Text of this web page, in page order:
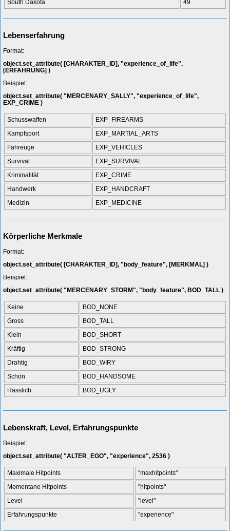
South Dakota 49
Lebenserfahrung
Format:
object.set_attribute( [CHARAKTER_ID], "experience_of_life",
[ERFAHRUNG] )
Beispiel:
object.set_attribute( "MERCENARY_SALLY", "experience_of_life",
EXP_CRIME )
Schusswaffen
EXP_FIREARMS
Kampfsport
EXP_MARTIAL_ARTS
Fahreuge
EXP_VEHICLES
Survival
EXP_SURVIVAL
Kriminalität
EXP_CRIME
Handwerk
EXP_HANDCRAFT
Medizin
EXP_MEDICINE
Körperliche Merkmale
Format:
object.set_attribute( [CHARAKTER_ID], "body_feature", [MERKMAL] )
Beispiel:
object.set_attribute( "MERCENARY_STORM", "body_feature", BOD_TALL )
Keine
BOD_NONE
Gross
BOD_TALL
Klein
BOD_SHORT
Kräftig
BOD_STRONG
Drahtig
BOD_WIRY
Schön
BOD_HANDSOME
Hässlich
BOD_UGLY
Lebenskraft, Level, Erfahrungspunkte
Beispiel:
object.set_attribute( "ALTER_EGO", "experience", 2536 )
Maximale Hitpoints
"maxhitpoints"
Momentane Hitpoints
"hitpoints"
Level
"level"
Erfahrungspunkte
"experience"